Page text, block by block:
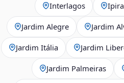
Interlagos
Jardim Alegre Jardim
Jardim Itália Jardim
Jardim Palmeiras